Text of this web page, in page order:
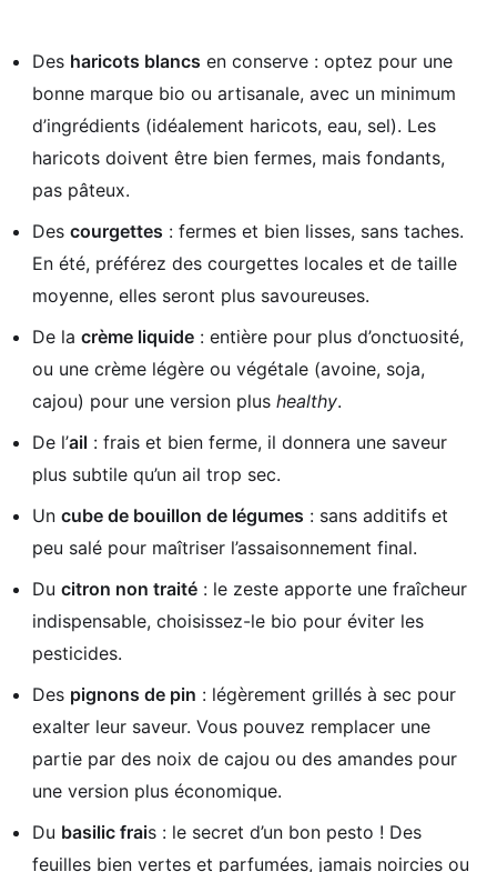
Des haricots blancs en conserve : optez pour une
bonne marque bio ou artisanale, avec un minimum
d’ingrédients (idéalement haricots, eau, sel). Les
haricots doivent être bien fermes, mais fondants,
pas pâteux.
Des courgettes : fermes et bien lisses, sans taches.
En été, préférez des courgettes locales et de taille
moyenne, elles seront plus savoureuses.
De la crème liquide : entière pour plus d’onctuosité,
ou une crème légère ou végétale (avoine, soja,
cajou) pour une version plus healthy.
De l’ail : frais et bien ferme, il donnera une saveur
plus subtile qu’un ail trop sec.
Un cube de bouillon de légumes : sans additifs et
peu salé pour maîtriser l’assaisonnement final.
Du citron non traité : le zeste apporte une fraîcheur
indispensable, choisissez-le bio pour éviter les
pesticides.
Des pignons de pin : légèrement grillés à sec pour
exalter leur saveur. Vous pouvez remplacer une
partie par des noix de cajou ou des amandes pour
une version plus économique.
Du basilic frais : le secret d’un bon pesto ! Des
feuilles bien vertes et parfumées, jamais noircies ou